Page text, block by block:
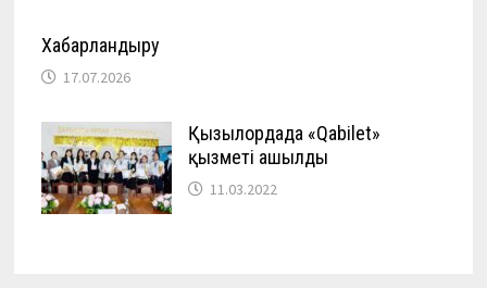
Хабарландыру
17.07.2026
Қызылордада «Qabilet»
қызметі ашылды
11.03.2022